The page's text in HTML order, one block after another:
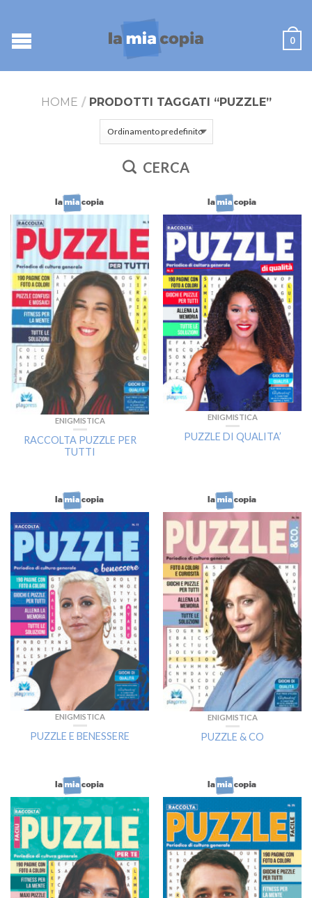
0
HOME / PRODOTTI TAGGATI “PUZZLE”
CERCA
ENIGMISTICA
RACCOLTA PUZZLE PER
TUTTI
ENIGMISTICA
PUZZLE DI QUALITA’
ENIGMISTICA
PUZZLE E BENESSERE
ENIGMISTICA
PUZZLE & CO